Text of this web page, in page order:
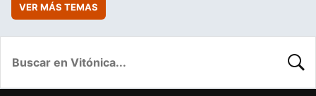
VER MÁS TEMAS